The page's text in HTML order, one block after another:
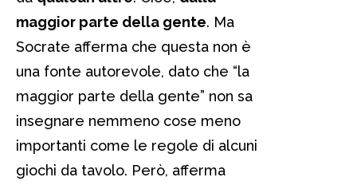
maggior parte della gente. Ma
Socrate afferma che questa non è
una fonte autorevole, dato che “la
maggior parte della gente” non sa
insegnare nemmeno cose meno
importanti come le regole di alcuni
giochi da tavolo. Però, afferma